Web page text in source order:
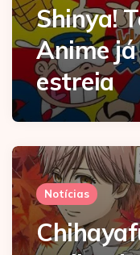
Shinya!
Anime
estreia
Notícias